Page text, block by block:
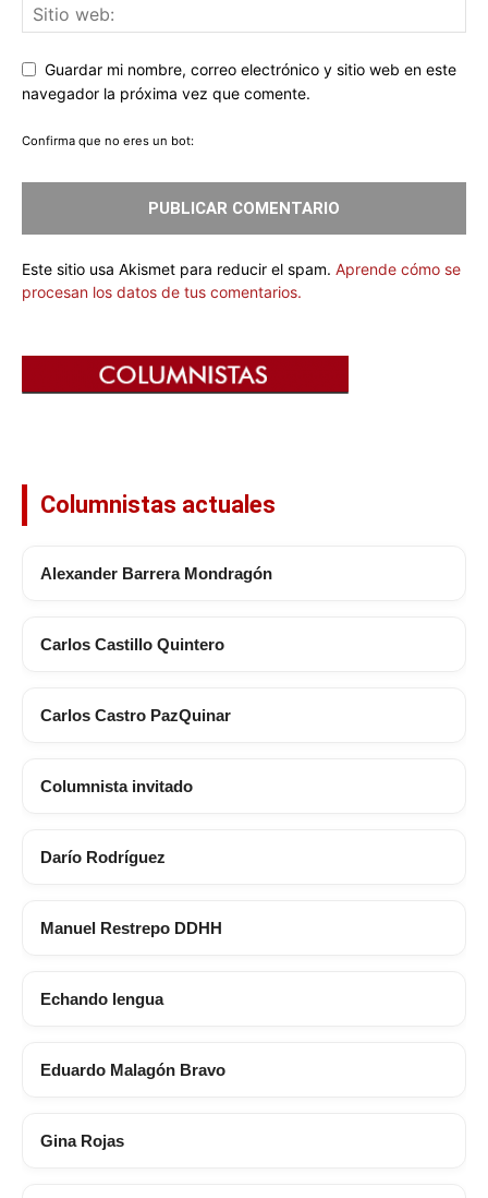
Guardar mi nombre, correo electrónico y sitio web en este
navegador la próxima vez que comente.
Confirma que no eres un bot:
Este sitio usa Akismet para reducir el spam. Aprende cómo se
procesan los datos de tus comentarios.
Columnistas actuales
Alexander Barrera Mondragón
Carlos Castillo Quintero
Carlos Castro PazQuinar
Columnista invitado
Darío Rodríguez
Manuel Restrepo DDHH
Echando lengua
Eduardo Malagón Bravo
Gina Rojas